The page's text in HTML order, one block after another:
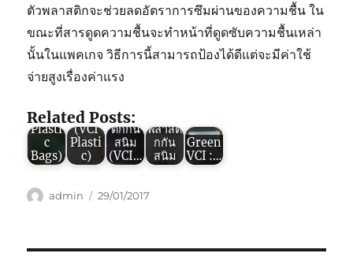
ตัวพลาสติกจะช่วยลดอัตราการซึมผ่านของความชื้น ใน
ขณะที่สารดูดความชื้นจะทำหน้าที่ดูดซับความชื้นเหล่า
นั้นในแพคเกจ วิธีการนี้สามารถป้องได้ดีแต่จะมีค่าใช้
จ่ายสูงเรื่องค่าแรง
Related Posts:
Green
VCI : 3
ข้อดี
ของ
“ถุง
พลาสติ
กกัน
(VCI
Plasti
c
Bags)
Green
VCI :
6 ข้อดี
ของ
สนิม
(VCI
Plasti
c)
Green
VCI :
5
คุณสม
“พลาส
ติกกัน
สนิม
(VCI…
Green
VCI :
พลาสติ
กกัน
สนิม
Green
VCI :…
Author
admin
Posted
29/01/2017